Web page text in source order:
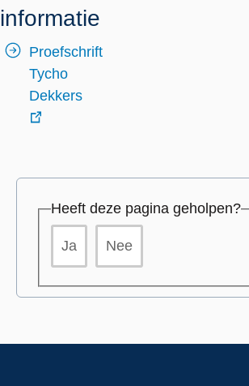
informatie
Proefschrift
Tycho
Dekkers
Heeft deze pagina geholpen?
Ja Nee